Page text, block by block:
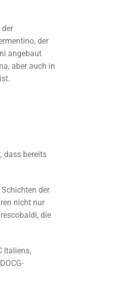
der
der
angebaut
aber auch in
dass bereits
der
nicht nur
die
Italiens,